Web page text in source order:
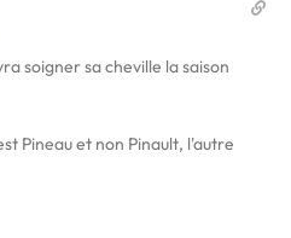
soigner sa cheville la saison
Pineau et non Pinault, l'autre